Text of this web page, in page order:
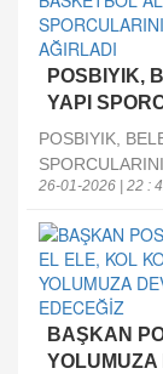
POSBIYIK,
YAPI
POSBIYIK,
26-01-2026 | 22 :
BAŞKAN
YOLUMUZA